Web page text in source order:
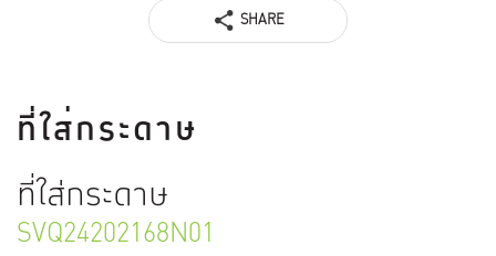
SHARE
ที่ใส่กระดาษ
ที่ใส่กระดาษ
SVQ24202168N01